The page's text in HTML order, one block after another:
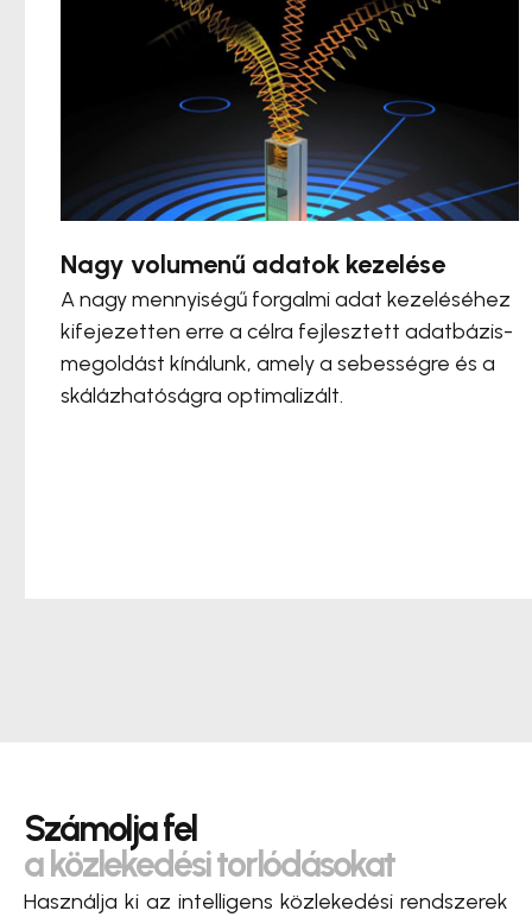
Nagy volumenű adatok kezelése
A nagy mennyiségű forgalmi adat kezeléséhez
kifejezetten erre a célra fejlesztett adatbázis-
megoldást kínálunk, amely a sebességre és a
skálázhatóságra optimalizált.
Számolja fel
a közlekedési torlódásokat
Használja ki az intelligens közlekedési rendszerek